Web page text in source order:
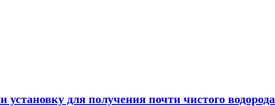
установку для получения почти чистого водорода